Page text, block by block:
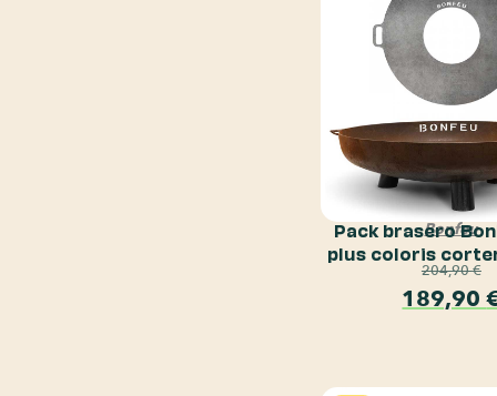
Bonfeu
Pack brasero
plus coloris
204,90€
189,90